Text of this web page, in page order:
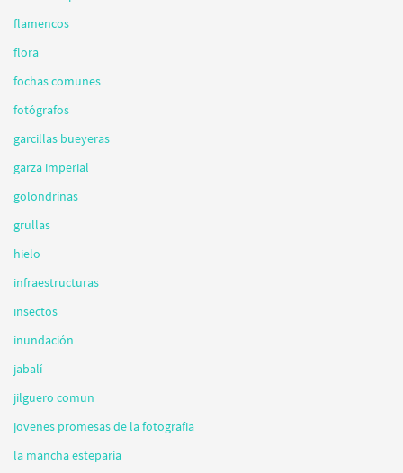
flamencos
flora
fochas comunes
fotógrafos
garcillas bueyeras
garza imperial
golondrinas
grullas
hielo
infraestructuras
insectos
inundación
jabalí
jilguero comun
jovenes promesas de la fotografia
la mancha esteparia